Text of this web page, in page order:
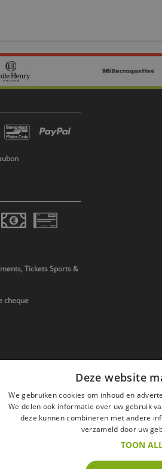
Tickets Sports &
cheque
Deze website
We gebruiken cookies om inhoud en
We delen ook informatie over uw gebruik
deze kunnen combineren met andere
verzameld door uw
TOON